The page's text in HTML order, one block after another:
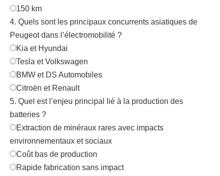
150 km
4. Quels sont les principaux concurrents asiatiques de
Peugeot dans l’électromobilité ?
Kia et Hyundai
Tesla et Volkswagen
BMW et DS Automobiles
Citroën et Renault
5. Quel est l’enjeu principal lié à la production des
batteries ?
Extraction de minéraux rares avec impacts
environnementaux et sociaux
Coût bas de production
Rapide fabrication sans impact